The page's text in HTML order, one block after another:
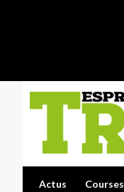
Actus Courses